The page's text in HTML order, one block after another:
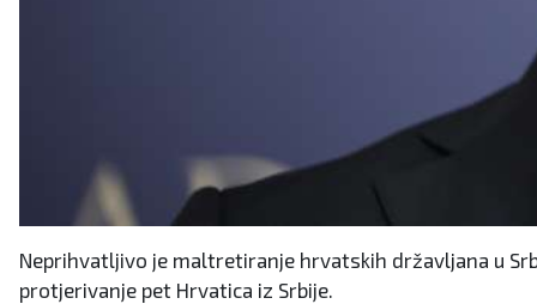
Neprihvatljivo je maltretiranje hrvatskih državljana u
protjerivanje pet Hrvatica iz Srbije.